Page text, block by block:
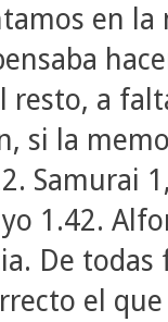
en
resto, a
si la
Samurai
yo 1.42.
De
el